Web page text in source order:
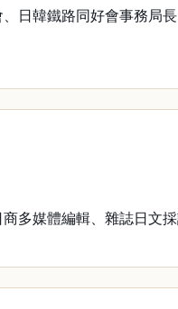
日韓鐵路同好會事務局
媒體編輯、雜誌日文採